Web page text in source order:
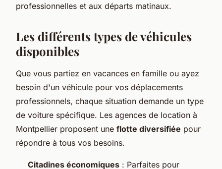
professionnelles et aux départs matinaux.
Les différents types de véhicules
disponibles
Que vous partiez en vacances en famille ou ayez
besoin d'un véhicule pour vos déplacements
professionnels, chaque situation demande un type
de voiture spécifique. Les agences de location à
Montpellier proposent une flotte diversifiée pour
répondre à tous vos besoins.
Citadines économiques : Parfaites pour